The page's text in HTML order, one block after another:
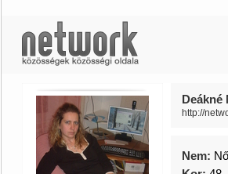
Deákné
http://
Nem: Nő